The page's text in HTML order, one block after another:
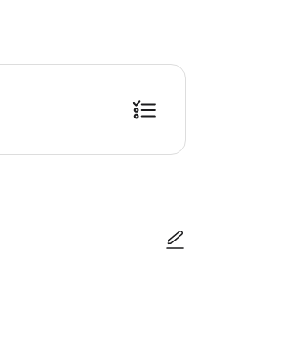
을 입어주세요 * 성수기 (3월 중순 - 4월 말, 메모리